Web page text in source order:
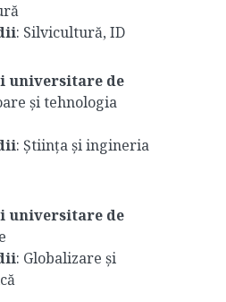
: Silvicultură, ID
universitare de
și tehnologia
: Știința și ingineria
universitare de
: Globalizare și